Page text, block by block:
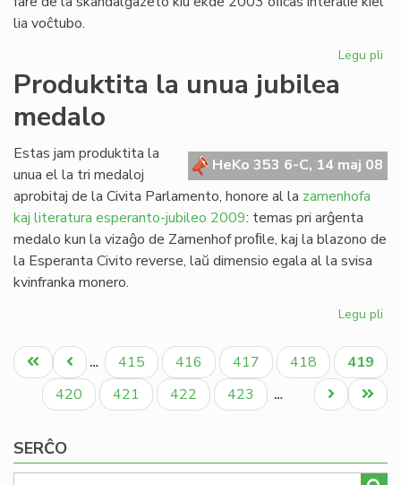
lia voĉtubo.
Legu pli
Produktita la unua jubilea
medalo
HeKo 353 6-C, 14 maj 08
Estas jam produktita la
unua el la tri medaloj
aprobitaj de la Civita Parlamento, honore al la zamenhofa
kaj literatura esperanto-jubileo 2009: temas pri arĝenta
medalo kun la vizaĝo de Zamenhof proﬁle, kaj la blazono de
la Esperanta Civito reverse, laŭ dimensio egala al la svisa
kvinfranka monero.
Legu pli
la
Pagination
Unua
paĝo
Antaŭa
paĝo
… Paĝo
415 Paĝo
416 Paĝo
417 Paĝo
418
Aktuala
paĝo
419
Paĝo
420 Paĝo
421 Paĝo
422 Paĝo
423 …
Last
page
Next
page
SERĈO